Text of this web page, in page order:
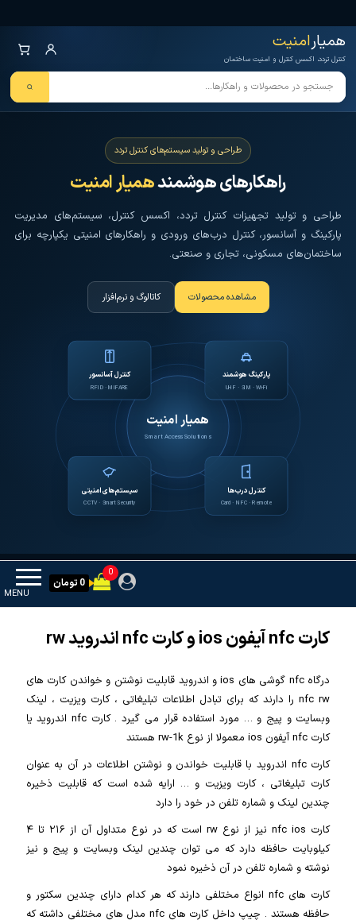
to
the
content
همیارامنیت
کنترل تردد، اکسس کنترل و امنیت ساختمان
طراحی و تولید سیستم‌های کنترل تردد
راهکارهای هوشمندهمیار امنیت
طراحی و تولید تجهیزات کنترل تردد، اکسس کنترل، سیستم‌های مدیریت
پارکینگ و آسانسور، کنترل درب‌های ورودی و راهکارهای امنیتی یکپارچه برای
ساختمان‌های مسکونی، تجاری و صنعتی.
مشاهده محصولات کاتالوگ و نرم‌افزار
همیار امنیت
Smart Access Solutions
پارکینگ هوشمند
UHF · SIM · Wi-Fi
کنترل آسانسور
RFID · MIFARE
کنترل درب‌ها
Card · NFC · Remote
سیستم‌های امنیتی
CCTV · Smart Security
MENU
0
0 تومان
کارت nfc آیفون ios و کارت nfc اندروید rw
درگاه nfc گوشی های ios و اندروید قابلیت نوشتن و خواندن کارت های
nfc rw را دارند که برای تبادل اطلاعات تبلیغاتی ، کارت ویزیت ، لینک
وبسایت و پیج و … مورد استفاده قرار می گیرد . کارت nfc اندروید یا
کارت nfc آیفون ios معمولا از نوع rw-1k هستند
کارت nfc اندروید با قابلیت خواندن و نوشتن اطلاعات در آن به عنوان
کارت تبلیغاتی ، کارت ویزیت و … ارایه شده است که قابلیت ذخیره
چندین لینک و شماره تلفن در خود را دارد
کارت nfc ios نیز از نوع rw است که در نوع متداول آن از ۲۱۶ تا ۴
کیلوبایت حافظه دارد که می توان چندین لینک وبسایت و پیج و نیز
نوشته و شماره تلفن در آن ذخیره نمود
کارت های nfc انواع مختلفی دارند که هر کدام دارای چندین سکتور و
حافظه هستند . چیپ داخل کارت های nfc مدل های مختلفی داشته که